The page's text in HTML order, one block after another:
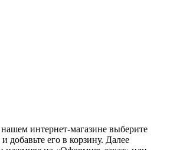
интернет-магазине выберите
добавьте его в корзину. Далее